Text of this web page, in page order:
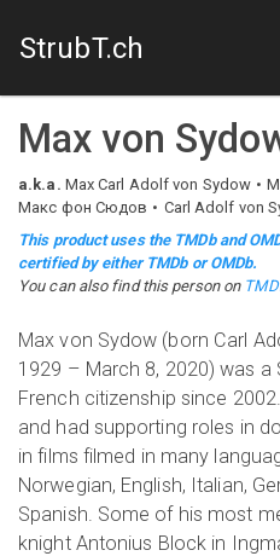
StrubT.ch
Max von
a.k.a. Max Carl Adolf von Sydow
Макс фон Сюдов
Carl Adolf von
This product uses the TMDb and
certified by either TMDb or OMDb.
You can also find this person on
Max von Sydow (born Carl
1929 – March 8, 2020) was a
French citizenship since
and had supporting roles in
in films filmed in many
Norwegian, English, Italian,
Spanish. Some of his most
knight Antonius Block in